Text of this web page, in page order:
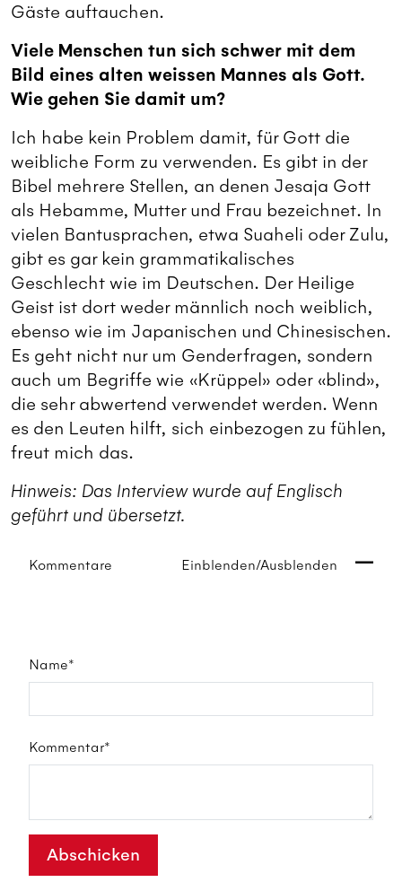
Gäste auftauchen.
Viele Menschen tun sich schwer mit dem
Bild eines alten weissen Mannes als Gott.
Wie gehen Sie damit um?
Ich habe kein Problem damit, für Gott die
weibliche Form zu verwenden. Es gibt in der
Bibel mehrere Stellen, an denen Jesaja Gott
als Hebamme, Mutter und Frau bezeichnet. In
vielen Bantusprachen, etwa Suaheli oder Zulu,
gibt es gar kein grammatikalisches
Geschlecht wie im Deutschen. Der Heilige
Geist ist dort weder männlich noch weiblich,
ebenso wie im Japanischen und Chinesischen.
Es geht nicht nur um Genderfragen, sondern
auch um Begriffe wie «Krüppel» oder «blind»,
die sehr abwertend verwendet werden. Wenn
es den Leuten hilft, sich einbezogen zu fühlen,
freut mich das.
Hinweis: Das Interview wurde auf Englisch
geführt und übersetzt.
Kommentare Einblenden/Ausblenden
Name*
Kommentar*
Abschicken